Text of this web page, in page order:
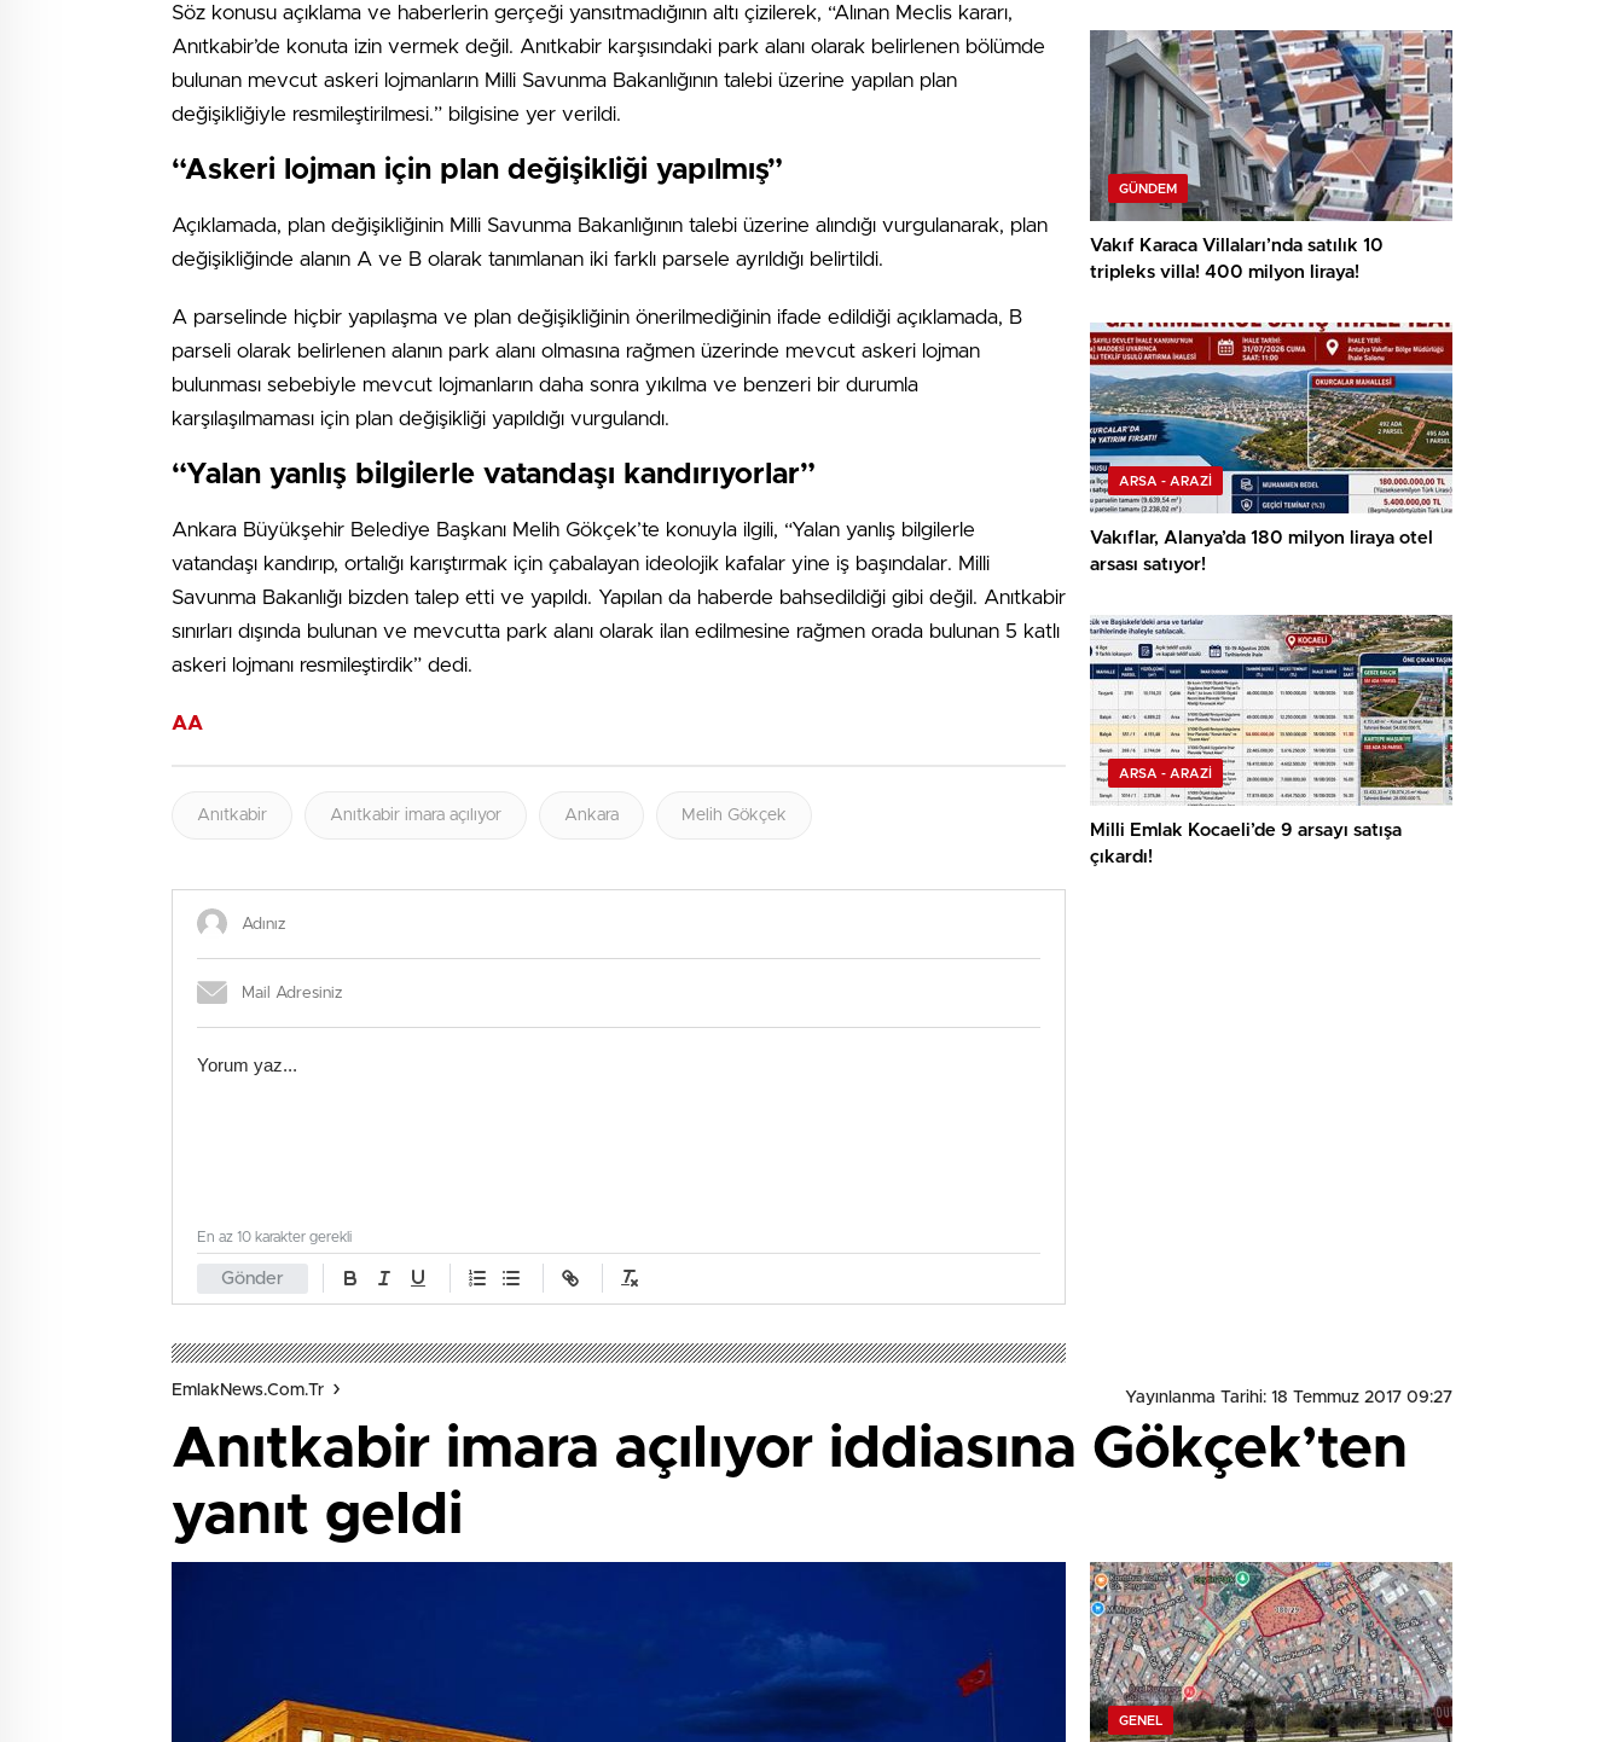
Söz konusu açıklama ve haberlerin gerçeği yansıtmadığının altı çizilerek, “Alınan Meclis kararı,
Anıtkabir’de konuta izin vermek değil. Anıtkabir karşısındaki park alanı olarak belirlenen bölümde
bulunan mevcut askeri lojmanların Milli Savunma Bakanlığının talebi üzerine yapılan plan
değişikliğiyle resmileştirilmesi.” bilgisine yer verildi.
“Askeri lojman için plan değişikliği yapılmış”
Açıklamada, plan değişikliğinin Milli Savunma Bakanlığının talebi üzerine alındığı vurgulanarak, plan
değişikliğinde alanın A ve B olarak tanımlanan iki farklı parsele ayrıldığı belirtildi.
A parselinde hiçbir yapılaşma ve plan değişikliğinin önerilmediğinin ifade edildiği açıklamada, B
parseli olarak belirlenen alanın park alanı olmasına rağmen üzerinde mevcut askeri lojman
bulunması sebebiyle mevcut lojmanların daha sonra yıkılma ve benzeri bir durumla
karşılaşılmaması için plan değişikliği yapıldığı vurgulandı.
“Yalan yanlış bilgilerle vatandaşı kandırıyorlar”
Ankara Büyükşehir Belediye Başkanı Melih Gökçek’te konuyla ilgili, “Yalan yanlış bilgilerle
vatandaşı kandırıp, ortalığı karıştırmak için çabalayan ideolojik kafalar yine iş başındalar. Milli
Savunma Bakanlığı bizden talep etti ve yapıldı. Yapılan da haberde bahsedildiği gibi değil. Anıtkabir
sınırları dışında bulunan ve mevcutta park alanı olarak ilan edilmesine rağmen orada bulunan 5 katlı
askeri lojmanı resmileştirdik” dedi.
AA
Anıtkabir Anıtkabir imara açılıyor Ankara Melih Gökçek
Gönder
En az 10 karakter gerekli
GÜNDEM
Vakıf Karaca Villaları’nda satılık 10
tripleks villa! 400 milyon liraya!
ARSA - ARAZİ
Vakıflar, Alanya’da 180 milyon liraya otel
arsası satıyor!
ARSA - ARAZİ
Milli Emlak Kocaeli’de 9 arsayı satışa
çıkardı!
EmlakNews.com.tr Yayınlanma Tarihi: 18 Temmuz 2017 09:27
Anıtkabir imara açılıyor iddiasına Gökçek’ten
yanıt geldi
GENEL